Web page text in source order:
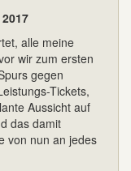
alle meine
wir zum ersten
gegen
Tickets,
Aussicht auf
das damit
von nun an jedes